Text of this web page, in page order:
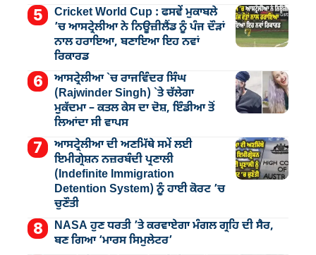
Cricket World Cup : ਫਸਵੇਂ ਮੁਕਾਬਲੇ
’ਚ ਆਸਟ੍ਰੇਲੀਆ ਨੇ ਨਿਊਜ਼ੀਲੈਂਡ ਨੂੰ ਪੰਜ ਦੌੜਾਂ
ਨਾਲ ਹਰਾਇਆ, ਬਣਾਇਆ ਇਹ ਨਵਾਂ
ਰਿਕਾਰਡ
ਆਸਟ੍ਰੇਲੀਆ `ਚ ਰਾਜਵਿੰਦਰ ਸਿੰਘ
(Rajwinder Singh) `ਤੇ ਚੱਲੇਗਾ
ਮੁੁਕੱਦਮਾ – ਕਤਲ ਕੇਸ ਦਾ ਦੋਸ਼, ਇੰਡੀਆ ਤੋਂ
ਲਿਆਂਦਾ ਸੀ ਵਾਪਸ
ਆਸਟ੍ਰੇਲੀਆ ਦੀ ਅਣਮਿੱਥੇ ਸਮੇਂ ਲਈ
ਇਮੀਗ੍ਰੇਸ਼ਨ ਨਜ਼ਰਬੰਦੀ ਪ੍ਰਣਾਲੀ
(Indefinite Immigration
Detention System) ਨੂੰ ਹਾਈ ਕੋਰਟ ’ਚ
ਚੁਣੌਤੀ
NASA ਹੁਣ ਧਰਤੀ ’ਤੇ ਕਰਵਾਏਗਾ ਮੰਗਲ ਗ੍ਰਹਿ ਦੀ ਸੈਰ,
ਬਣ ਗਿਆ ‘ਮਾਰਸ ਸਿਮੁਲੇਟਰ’